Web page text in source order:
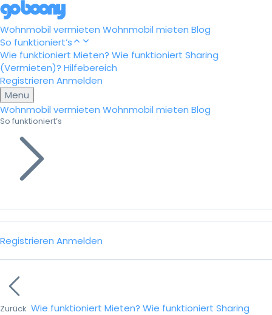
Wohnmobil vermieten Wohnmobil mieten Blog
So funktioniert’s
Wie funktioniert Mieten? Wie funktioniert Sharing
(Vermieten)? Hilfebereich
Registrieren Anmelden
Menu
Wohnmobil vermieten Wohnmobil mieten Blog
So funktioniert’s
Registrieren Anmelden
Zurück Wie funktioniert Mieten? Wie funktioniert Sharing